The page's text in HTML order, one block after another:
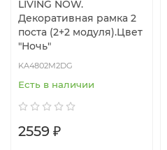
LIVING NOW.
Декоративная рамка 2
поста (2+2 модуля).Цвет
"Ночь"
KA4802M2DG
Есть в наличии
2559 ₽